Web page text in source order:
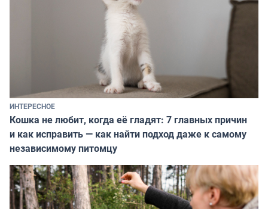
ИНТЕРЕСНОЕ
Кошка не любит, когда её гладят: 7 главных причин
и как исправить — как найти подход даже к самому
независимому питомцу